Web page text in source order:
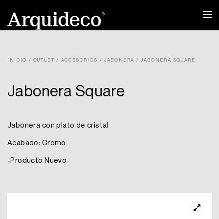
contenido
INICIO / OUTLET / ACCESORIOS / JABONERA / JABONERA SQUARE
Jabonera Square
Jabonera con plato de cristal
Acabado: Cromo
-Producto Nuevo-